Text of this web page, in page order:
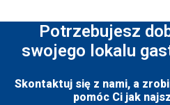
Potrzebujesz
swojego lokalu
Skontaktuj się z nami, a
pomóc Ci jak